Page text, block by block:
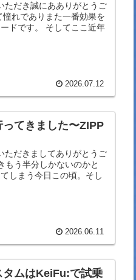
ただき誠にあありがとうご
れでありまた一番効果を
ドです。 そしてここ近年
2026.07.12
ってきました〜ZIPP
ただきましてありがとうご
もう半分しかないのかと
しまう今日この頃。そし
2026.06.11
タムはKeiFu:で試乗